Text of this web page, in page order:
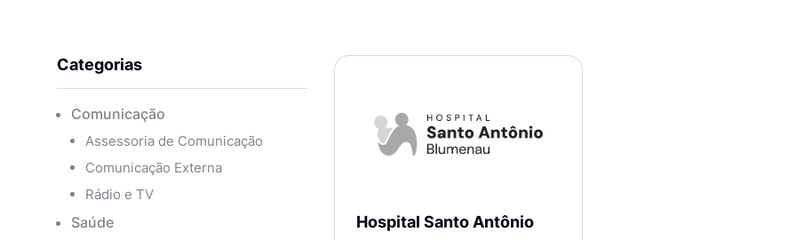
Categorias
Comunicação
Assessoria de Comunicação
Comunicação Externa
Rádio e TV
Saúde Hospital Santo Antônio